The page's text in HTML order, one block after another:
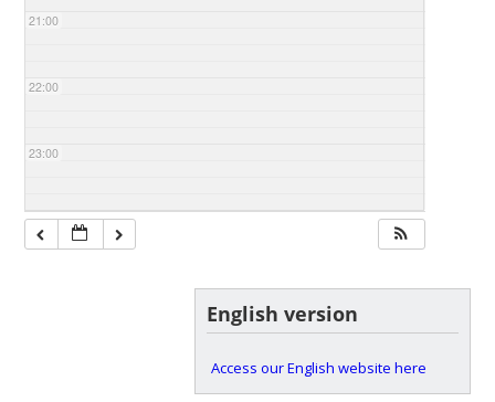
21:00
22:00
23:00
English version
Access our English website here